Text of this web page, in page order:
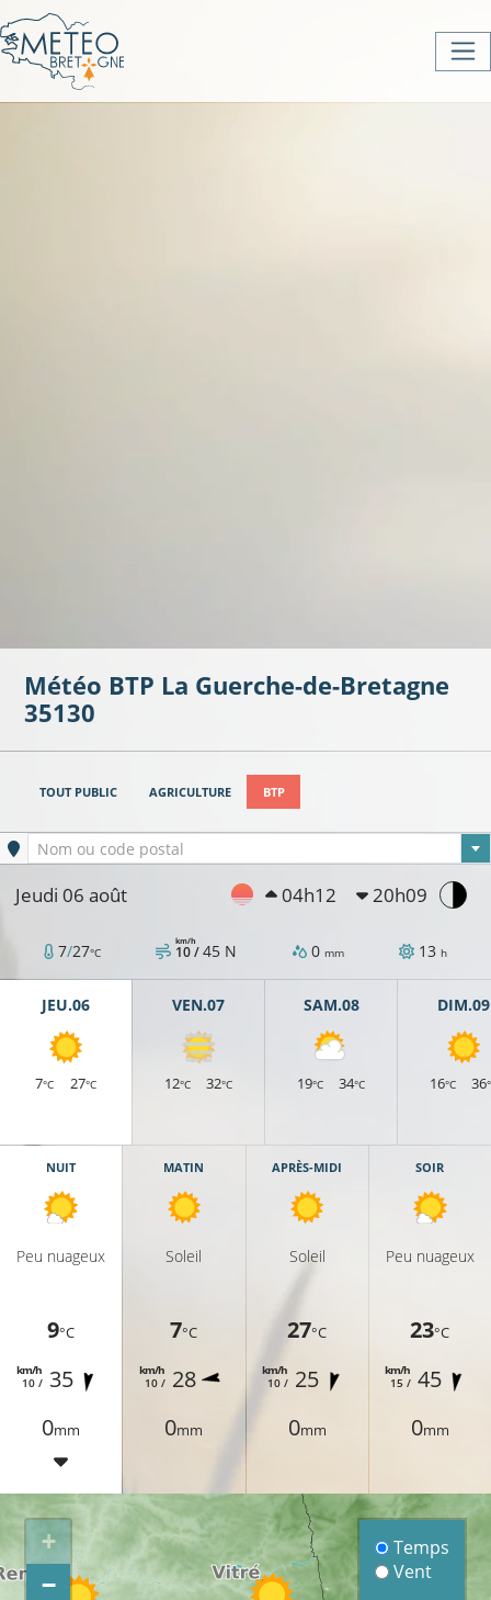
Météo BTP La Guerche-de-Bretagne
35130
TOUT PUBLIC AGRICULTURE BTP
Ville sélectionnée
Nom ou code postal
Jeudi 06 août 04h12 20h09
7/27°C 10 /
km/h 45 N 0 mm 13 h
JEU.06
7°C 27°C
VEN.07
12°C 32°C
SAM.08
19°C 34°C
DIM.09
16°C 36
NUIT
Peu nuageux
9°C
10 /
km/h 35
0mm
MATIN
Soleil
7°C
10 /
km/h 28
0mm
APRÈS-MIDI
Soleil
27°C
10 /
km/h 25
0mm
SOIR
Peu nuageux
23°C
15 /
km/h 45
0mm
+
−
Temps
Vent